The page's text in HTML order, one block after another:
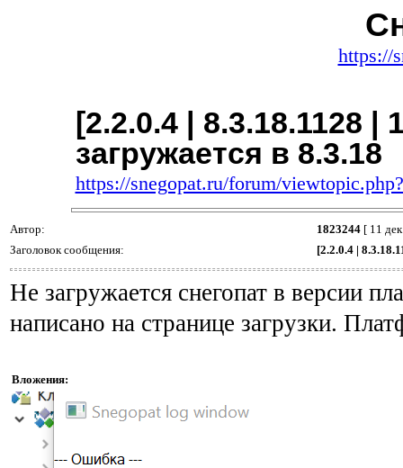
https://
[2.2.0.4 | 8.3.18.1128 |
загружается в 8.3.18
https://snegopat.ru/forum/
Автор: 1823244 [ 11
Заголовок сообщения:
[2.2.0.4 |
Не загружается снегопат в версии
написано на странице загрузки.
Вложения: